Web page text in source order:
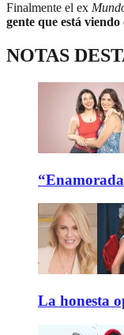
Finalmente el ex
gente que está
NOTAS
La honesta